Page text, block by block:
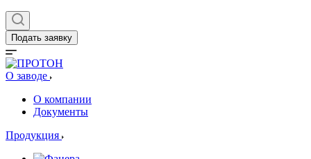
Подать заявку
О заводе
О компании
Документы
Продукция